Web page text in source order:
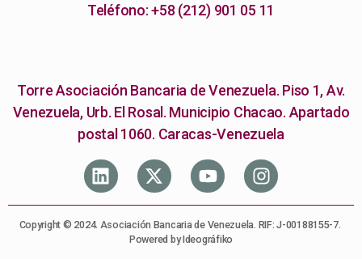
Teléfono: +58 (212) 901 05 11
Torre Asociación Bancaria de Venezuela. Piso 1, Av.
Venezuela, Urb. El Rosal. Municipio Chacao. Apartado
postal 1060. Caracas-Venezuela
Copyright © 2024. Asociación Bancaria de Venezuela. RIF: J-00188155-7.
Powered by Ideográfiko